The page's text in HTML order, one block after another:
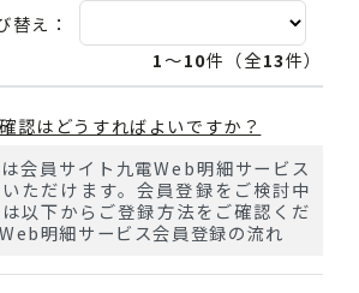
替え：
1～10件（全13件）
認はどうすればよいですか？
会員サイト九電Web明細サービス
ただけます。会員登録をご検討中
以下からご登録方法をご確認くだ
明細サービス会員登録の流れ